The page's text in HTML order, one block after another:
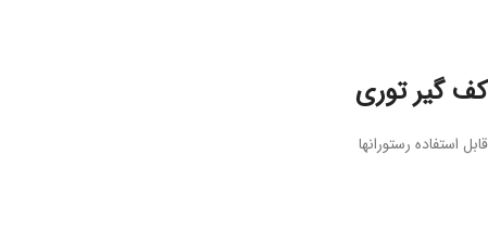
کف گیر توری
قابل استفاده رستورانها